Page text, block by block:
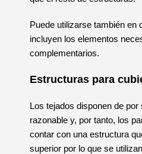
Puede utilizarse también en
incluyen los elementos
complementarios.
Estructuras para
Los tejados disponen de
razonable y, por tanto, los
contar con una estructura
superior por lo que se